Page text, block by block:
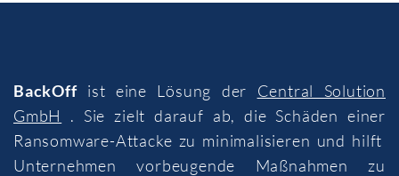
BackOffist eine Lösung der Central Solution
GmbH
. Sie zielt darauf ab, die Schäden einer
Ransomware-Attacke zu minimalisieren und hilft
Unternehmen vorbeugende Maßnahmen zu